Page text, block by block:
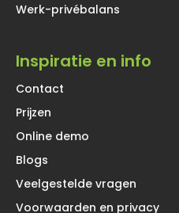
Werk-privébalans
Inspiratie en info
Contact
Prijzen
Online demo
Blogs
Veelgestelde vragen
Voorwaarden en privacy